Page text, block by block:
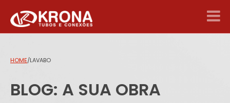
HOME/LAVABO
BLOG: A SUA OBRA